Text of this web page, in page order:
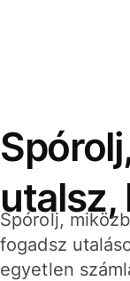
utalsz,
Spórolj,
fogadsz
egyetlen